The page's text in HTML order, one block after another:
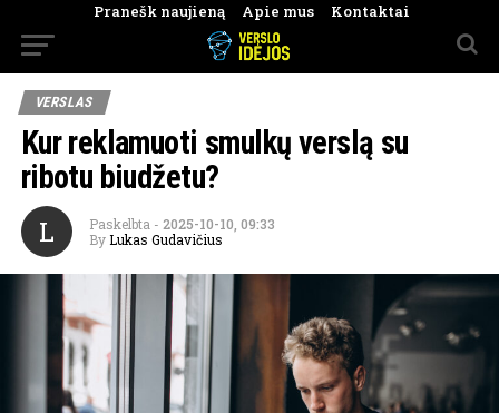
Pranešk naujieną Apie mus Kontaktai
VERSLAS
Kur reklamuoti smulkų verslą su
ribotu biudžetu?
L Paskelbta - 2025-10-10, 09:33
By Lukas Gudavičius